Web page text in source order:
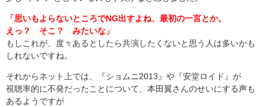
「思いもよらないところでNG出すよね、最初の一言とか。
えっ？ そこ？ みたいな」
もしこれが、度々あるとしたら共演したくないと思う人は多いかも
しれないですね。
それからネット上では、『ショムニ2013』や『安堂ロイド』が
視聴率的に不発だったことについて、本田翼さんのせいにする声も
あるようですが